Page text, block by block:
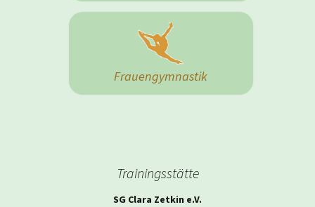
Frauengymnastik
Trainingsstätte
SG Clara Zetkin e.V.